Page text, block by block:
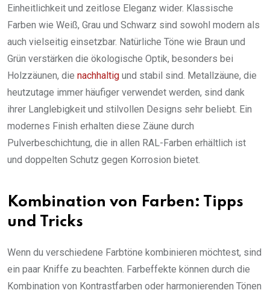
Einheitlichkeit und zeitlose Eleganz wider. Klassische
Farben wie Weiß, Grau und Schwarz sind sowohl modern als
auch vielseitig einsetzbar. Natürliche Töne wie Braun und
Grün verstärken die ökologische Optik, besonders bei
Holzzäunen, die nachhaltig und stabil sind. Metallzäune, die
heutzutage immer häufiger verwendet werden, sind dank
ihrer Langlebigkeit und stilvollen Designs sehr beliebt. Ein
modernes Finish erhalten diese Zäune durch
Pulverbeschichtung, die in allen RAL-Farben erhältlich ist
und doppelten Schutz gegen Korrosion bietet.
Kombination von Farben: Tipps
und Tricks
Wenn du verschiedene Farbtöne kombinieren möchtest, sind
ein paar Kniffe zu beachten. Farbeffekte können durch die
Kombination von Kontrastfarben oder harmonierenden Tönen